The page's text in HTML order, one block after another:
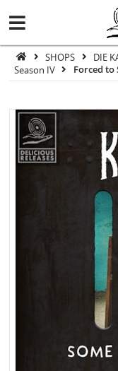
SHOPS DIE
Season IV
Forced to